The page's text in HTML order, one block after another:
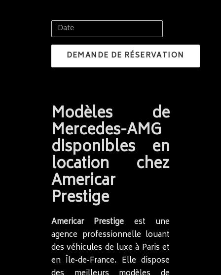
Date
Modèles de
Mercedes-AMG
disponibles en
location chez
Americar
Prestige
Americar Prestige est une
agence professionnelle louant
des véhicules de luxe à Paris et
en Île-de-France. Elle dispose